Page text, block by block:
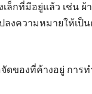
กที่มีอยู่แล้ว เช่น ผ้า
ความหมายให้เป็น
ของที่ค้างอยู่ การท